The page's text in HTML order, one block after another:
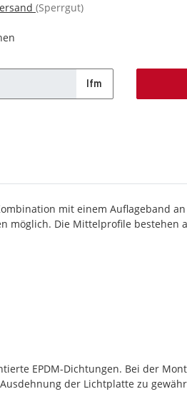
(Sperrgut)
lfm
mit einem Auflageband
möglich. Die Mittelprofile bestehen
EPDM-Dichtungen. Bei der
der Lichtplatte zu